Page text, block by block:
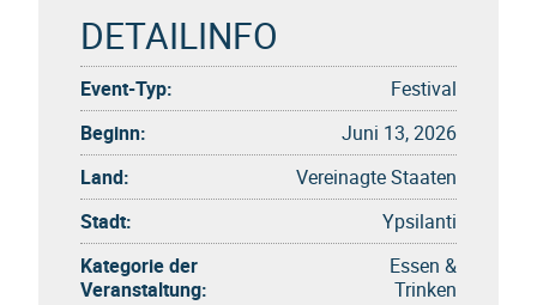
DETAILINFO
Event-Typ:
Festival
Beginn:
Juni 13, 2026
Land:
Vereinagte Staaten
Stadt:
Ypsilanti
Kategorie der
Veranstaltung:
Essen &
Trinken